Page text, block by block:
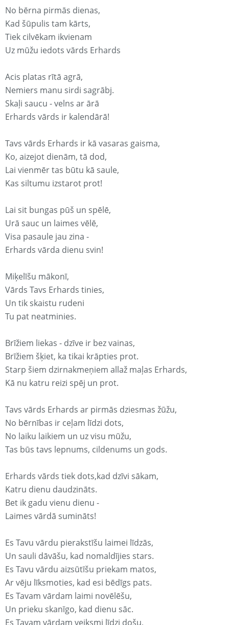
No bērna pirmās dienas,
Kad šūpulis tam kārts,
Tiek cilvēkam ikvienam
Uz mūžu iedots vārds Erhards
Acis platas rītā agrā,
Nemiers manu sirdi sagrābj.
Skaļi saucu - velns ar ārā
Erhards vārds ir kalendārā!
Tavs vārds Erhards ir kā vasaras gaisma,
Ko, aizejot dienām, tā dod,
Lai vienmēr tas būtu kā saule,
Kas siltumu izstarot prot!
Lai sit bungas pūš un spēlē,
Urā sauc un laimes vēlē,
Visa pasaule jau zina -
Erhards vārda dienu svin!
Miķelīšu mākonī,
Vārds Tavs Erhards tinies,
Un tik skaistu rudeni
Tu pat neatminies.
Brīžiem liekas - dzīve ir bez vainas,
Brīžiem šķiet, ka tikai krāpties prot.
Starp šiem dzirnakmeņiem allaž maļas Erhards,
Kā nu katru reizi spēj un prot.
Tavs vārds Erhards ar pirmās dziesmas žūžu,
No bērnības ir ceļam līdzi dots,
No laiku laikiem un uz visu mūžu,
Tas būs tavs lepnums, cildenums un gods.
Erhards vārds tiek dots,kad dzīvi sākam,
Katru dienu daudzināts.
Bet ik gadu vienu dienu -
Laimes vārdā sumināts!
Es Tavu vārdu pierakstīšu laimei līdzās,
Un sauli dāvāšu, kad nomaldījies stars.
Es Tavu vārdu aizsūtīšu priekam matos,
Ar vēju līksmoties, kad esi bēdīgs pats.
Es Tavam vārdam laimi novēlēšu,
Un prieku skanīgo, kad dienu sāc.
Es Tavam vārdam veiksmi līdzi došu,